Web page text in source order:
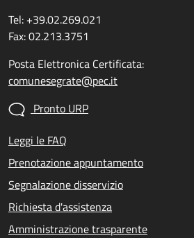
Tel: +39.02.269.021
Fax: 02.213.3751
Posta Elettronica Certificata:
comunesegrate@pec.it
Pronto URP
Leggi le FAQ
Prenotazione appuntamento
Segnalazione disservizio
Richiesta d'assistenza
Amministrazione trasparente